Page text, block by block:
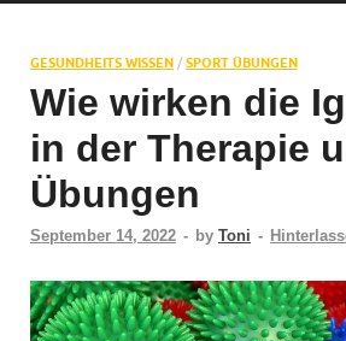
GESUNDHEITS WISSEN / SPORT ÜBUNGEN
Wie wirken die
in der Therapie
Übungen
September 14, 2022 - by Toni -